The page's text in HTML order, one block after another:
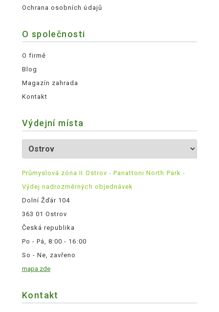
Ochrana osobních údajů
O společnosti
O firmě
Blog
Magazín zahrada
Kontakt
Výdejní místa
Průmyslová zóna II Ostrov - Panattoni North Park -
Výdej nadrozměrných objednávek
Dolní Žďár 104
363 01 Ostrov
Česká republika
Po - Pá, 8:00 - 16:00
So - Ne, zavřeno
mapa zde
Kontakt